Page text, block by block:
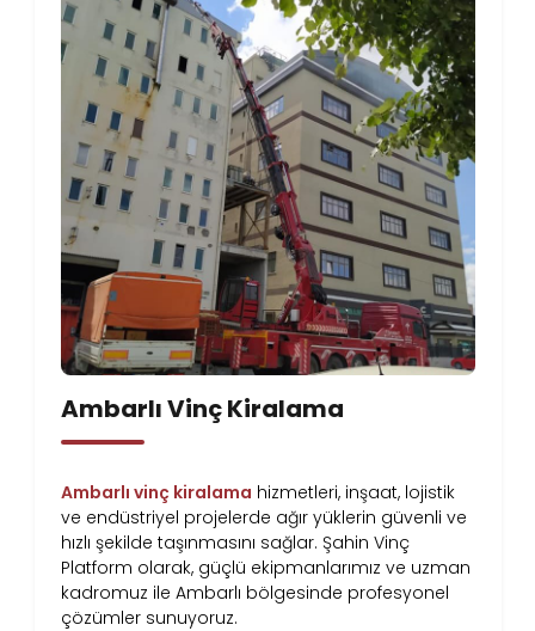
Ambarlı Vinç Kiralama
Ambarlı vinç kiralama hizmetleri, inşaat, lojistik
ve endüstriyel projelerde ağır yüklerin güvenli ve
hızlı şekilde taşınmasını sağlar. Şahin Vinç
Platform olarak, güçlü ekipmanlarımız ve uzman
kadromuz ile Ambarlı bölgesinde profesyonel
çözümler sunuyoruz.